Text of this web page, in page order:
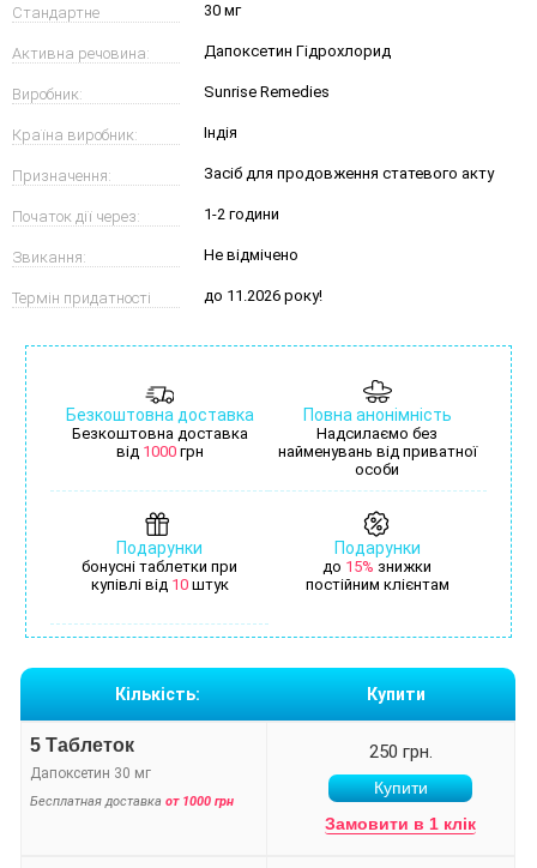
Стандартне 30 мг
Активна речовина: Дапоксетин Гідрохлорид
Виробник: Sunrise Remedies
Країна виробник: Індія
Призначення: Засіб для продовження статевого акту
Початок дії через: 1-2 години
Звикання: Не відмічено
Термін придатності до 11.2026 року!
Безкоштовна доставка
Безкоштовна доставка
від 1000грн
Повна анонімність
Надсилаємо без
найменувань від приватної
особи
Подарунки
бонусні таблетки при
купівлі від 10штук
Подарунки
до 15% знижки
постійним клієнтам
Кількість: Купити
5 Таблеток
Дапоксетин 30 мг
Бесплатная доставкаот 1000 грн
250 грн.
Замовити в 1 клік